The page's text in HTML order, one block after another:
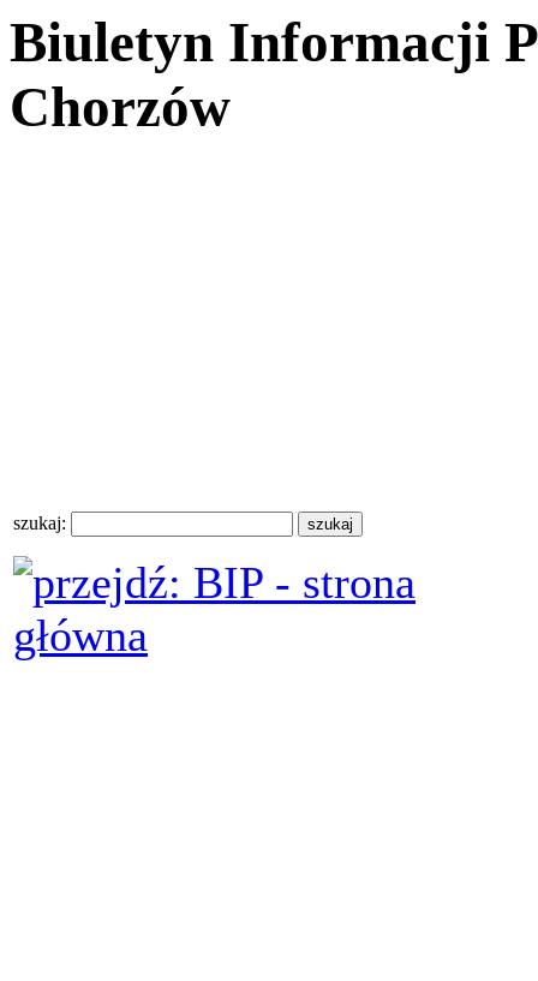
Biuletyn Informacji
Chorzów
szukaj: